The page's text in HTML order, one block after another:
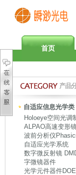
首页
产品
自适应信息光学类
Holoeye空间光调
ALPAO高速变形
波前分析仪
自适应光学系统
数字微反射镜
字微镜器件
光学元件器件DOE